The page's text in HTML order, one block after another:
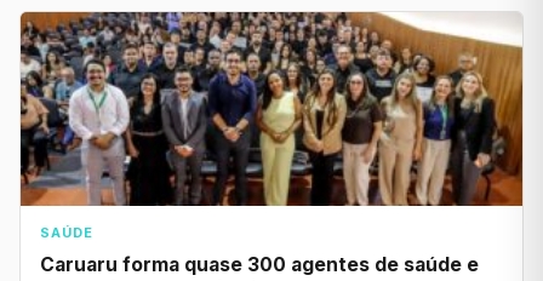
SAÚDE
Caruaru forma quase 300 agentes de saúde e